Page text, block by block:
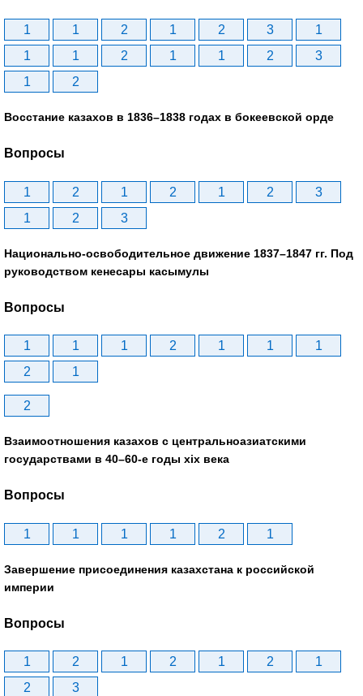
1 1 2 1 2 3
1
1
1 2 1 1 2
3
1
2
Восстание казахов в 1836–1838 годах в бокеевской орде
Вопросы
1 2 1 2 1 2
3
1
2 3
Национально-освободительное движение 1837–1847 гг. Под
руководством кенесары касымулы
Вопросы
1 1 1 2 1 1
1
2
1
2
Взаимоотношения казахов с центральноазиатскими
государствами в 40–60-е годы xix века
Вопросы
1 1 1 1 2 1
Завершение присоединения казахстана к российской
империи
Вопросы
1 2 1 2 1 2
1
2
3